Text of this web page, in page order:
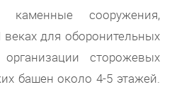
сооружения,
для оборонительных
сторожевых
башен около 4-5 этажей.